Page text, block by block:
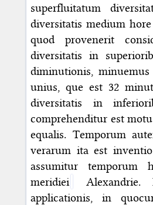
superfluitatum
diversitatis medium
quod provenerit
diversitatis in
diminutionis,
unius, que est 32
diversitatis in
comprehenditur est
equalis. Temporum
verarum ita est
assumitur temporum
meridiei
Alexandrie.
applicationis, in